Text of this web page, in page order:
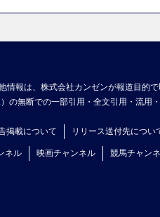
情報は、株式会社カンゼンが報道目的
の無断での一部引用・全文引用・流用
掲載について リリース送付先につい
ネル 映画チャンネル 競馬チャン